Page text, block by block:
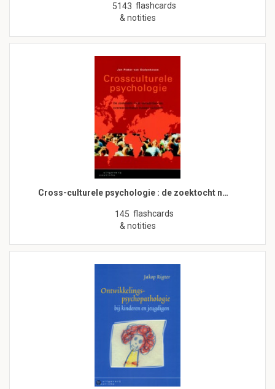
5143 flashcards
& notities
Cross-culturele psychologie : de zoektocht n…
145 flashcards
& notities